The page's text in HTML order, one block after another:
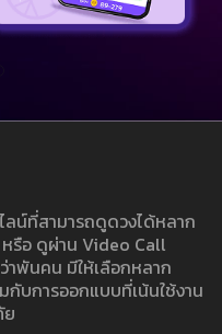
น์ที่สามารถดูดวงได้หลาก
รือ ดูผ่าน Video Call
พันคน มีให้เลือกหลาก
บการออกแบบที่เน้นใช้งาน
ย